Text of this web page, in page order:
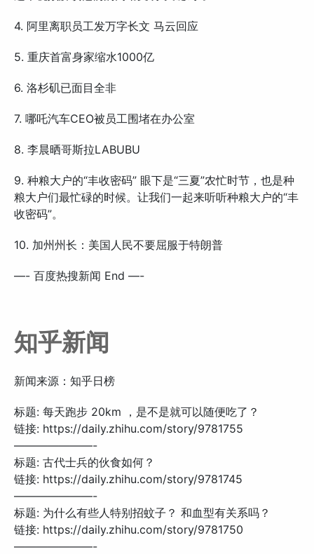
4. 阿里离职员工发万字长文 马云回应
5. 重庆首富身家缩水1000亿
6. 洛杉矶已面目全非
7. 哪吒汽车CEO被员工围堵在办公室
8. 李晨晒哥斯拉LABUBU
9. 种粮大户的“丰收密码” 眼下是“三夏”农忙时节，也是种
粮大户们最忙碌的时候。让我们一起来听听种粮大户的“丰
收密码”。
10. 加州州长：美国人民不要屈服于特朗普
—- 百度热搜新闻 End —-
知乎新闻
新闻来源：知乎日榜
标题: 每天跑步 20km ，是不是就可以随便吃了？
链接: https://daily.zhihu.com/story/9781755
———————-
标题: 古代士兵的伙食如何？
链接: https://daily.zhihu.com/story/9781745
———————-
标题: 为什么有些人特别招蚊子？ 和血型有关系吗？
链接: https://daily.zhihu.com/story/9781750
———————-